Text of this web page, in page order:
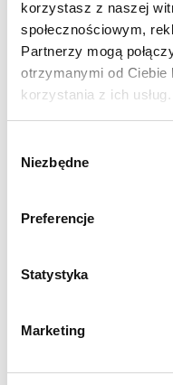
korzystasz z naszej
społecznościowym,
Partnerzy mogą
otrzymanymi od
korzystania z ich usług.
Niezbędne
Preferencje
Statystyka
Marketing
ŚREDNIO ZAAWANSOWANY